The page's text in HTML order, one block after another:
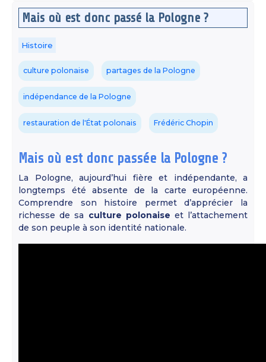
Mais où est donc passé la Pologne ?
Histoire
culture polonaise partages de la Pologne
indépendance de la Pologne
restauration de l'État polonais Frédéric Chopin
Mais où est donc passée la Pologne ?
La Pologne, aujourd’hui fière et indépendante, a
longtemps été absente de la carte européenne.
Comprendre son histoire permet d’apprécier la
richesse de sa culture polonaise et l’attachement
de son peuple à son identité nationale.